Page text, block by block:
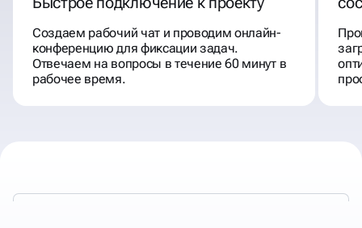
Создаем рабочий чат и проводим онлайн-
конференцию для фиксации задач.
Отвечаем на вопросы в течение 60 минут в
рабочее время.